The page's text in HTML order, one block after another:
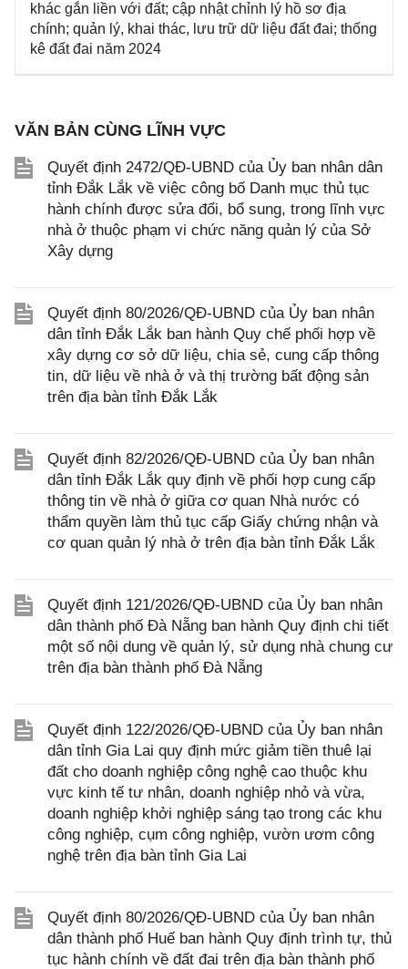
khác gắn liền với đất; cập nhật chỉnh lý hồ sơ địa
chính; quản lý, khai thác, lưu trữ dữ liệu đất đai; thống
kê đất đai năm 2024
VĂN BẢN CÙNG LĨNH VỰC
Quyết định 2472/QĐ-UBND của Ủy ban nhân dân
tỉnh Đắk Lắk về việc công bố Danh mục thủ tục
hành chính được sửa đổi, bổ sung, trong lĩnh vực
nhà ở thuộc phạm vi chức năng quản lý của Sở
Xây dựng
Quyết định 80/2026/QĐ-UBND của Ủy ban nhân
dân tỉnh Đắk Lắk ban hành Quy chế phối hợp về
xây dựng cơ sở dữ liệu, chia sẻ, cung cấp thông
tin, dữ liệu về nhà ở và thị trường bất động sản
trên địa bàn tỉnh Đắk Lắk
Quyết định 82/2026/QĐ-UBND của Ủy ban nhân
dân tỉnh Đắk Lắk quy định về phối hợp cung cấp
thông tin về nhà ở giữa cơ quan Nhà nước có
thẩm quyền làm thủ tục cấp Giấy chứng nhận và
cơ quan quản lý nhà ở trên địa bàn tỉnh Đắk Lắk
Quyết định 121/2026/QĐ-UBND của Ủy ban nhân
dân thành phố Đà Nẵng ban hành Quy định chi tiết
một số nội dung về quản lý, sử dụng nhà chung cư
trên địa bàn thành phố Đà Nẵng
Quyết định 122/2026/QĐ-UBND của Ủy ban nhân
dân tỉnh Gia Lai quy định mức giảm tiền thuê lại
đất cho doanh nghiệp công nghệ cao thuộc khu
vực kinh tế tư nhân, doanh nghiệp nhỏ và vừa,
doanh nghiệp khởi nghiệp sáng tạo trong các khu
công nghiệp, cụm công nghiệp, vườn ươm công
nghệ trên địa bàn tỉnh Gia Lai
Quyết định 80/2026/QĐ-UBND của Ủy ban nhân
dân thành phố Huế ban hành Quy định trình tự, thủ
tục hành chính về đất đai trên địa bàn thành phố